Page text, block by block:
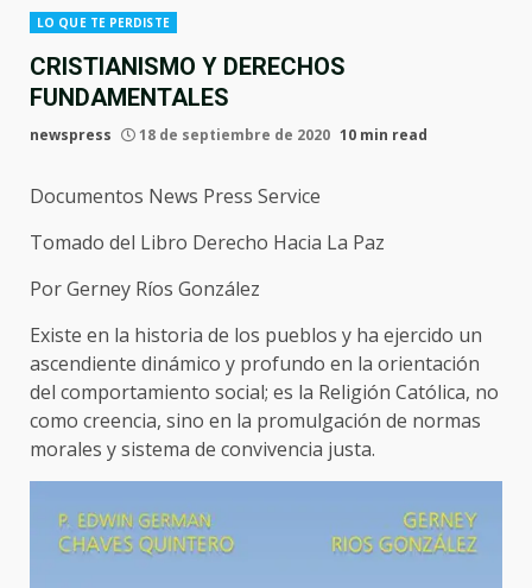
LO QUE TE PERDISTE
CRISTIANISMO Y DERECHOS
FUNDAMENTALES
newspress 18 de septiembre de 2020 10 min read
Documentos News Press Service
Tomado del Libro Derecho Hacia La Paz
Por Gerney Ríos González
Existe en la historia de los pueblos y ha ejercido un
ascendiente dinámico y profundo en la orientación
del comportamiento social; es la Religión Católica, no
como creencia, sino en la promulgación de normas
morales y sistema de convivencia justa.